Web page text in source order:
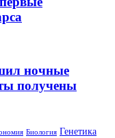
ночные
получены
Биология Генетика